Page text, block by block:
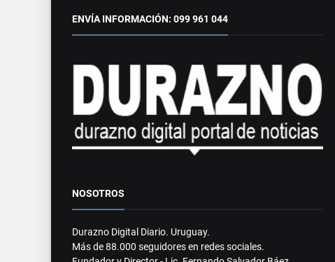
ENVÍA INFORMACIÓN: 099 961 044
NOSOTROS
Durazno Digital Diario. Uruguay.
Más de 88.000 seguidores en redes sociales.